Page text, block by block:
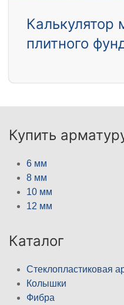
Калькулятор
плитного
Купить
6 мм
8 мм
10 мм
12 мм
Каталог
Стеклопластиковая
Колышки
Фибра